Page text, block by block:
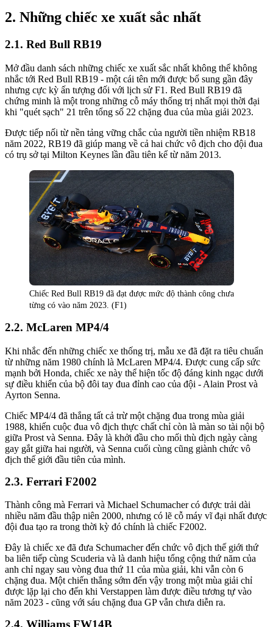
Những chiếc xe xuất sắc nhất
Red Bull RB19
Mở đầu danh sách những chiếc xe xuất sắc nhất không thể không
nhắc tới Red Bull RB19 - một cái tên mới được bổ sung gần đây
nhưng cực kỳ ấn tượng đối với lịch sử F1. Red Bull RB19 đã
chứng minh là một trong những cỗ máy thống trị nhất mọi thời đại
khi "quét sạch" 21 trên tổng số 22 chặng đua của mùa giải 2023.
Được tiếp nối từ nền tảng vững chắc của người tiền nhiệm RB18
năm 2022, RB19 đã giúp mang về cả hai chức vô địch cho đội đua
có trụ sở tại Milton Keynes lần đầu tiên kể từ năm 2013.
Chiếc Red Bull RB19 đã đạt được mức độ thành công chưa
từng có vào năm 2023. (F1)
McLaren MP4/4
Khi nhắc đến những chiếc xe thống trị, mẫu xe đã đặt ra tiêu chuẩn
từ những năm 1980 chính là McLaren MP4/4. Được cung cấp sức
mạnh bởi Honda, chiếc xe này thể hiện tốc độ đáng kinh ngạc dưới
sự điều khiển của bộ đôi tay đua đỉnh cao của đội - Alain Prost và
Ayrton Senna.
Chiếc MP4/4 đã thắng tất cả trừ một chặng đua trong mùa giải
1988, khiến cuộc đua vô địch thực chất chỉ còn là màn so tài nội bộ
giữa Prost và Senna. Đây là khởi đầu cho mối thù địch ngày càng
gay gắt giữa hai người, và Senna cuối cùng cũng giành chức vô
địch thế giới đầu tiên của mình.
Ferrari F2002
Thành công mà Ferrari và Michael Schumacher có được trải dài
nhiều năm đầu thập niên 2000, nhưng có lẽ cỗ máy vĩ đại nhất được
đội đua tạo ra trong thời kỳ đó chính là chiếc F2002.
Đây là chiếc xe đã đưa Schumacher đến chức vô địch thế giới thứ
ba liên tiếp cùng Scuderia và là danh hiệu tổng cộng thứ năm của
anh chỉ ngay sau vòng đua thứ 11 của mùa giải, khi vẫn còn 6
chặng đua. Một chiến thắng sớm đến vậy trong một mùa giải chỉ
được lặp lại cho đến khi Verstappen làm được điều tương tự vào
năm 2023 - cũng với sáu chặng đua GP vẫn chưa diễn ra.